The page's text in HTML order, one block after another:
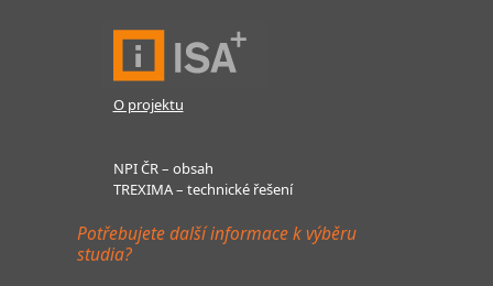
O projektu
NPI ČR – obsah
TREXIMA – technické řešení
Potřebujete další informace k výběru
studia?